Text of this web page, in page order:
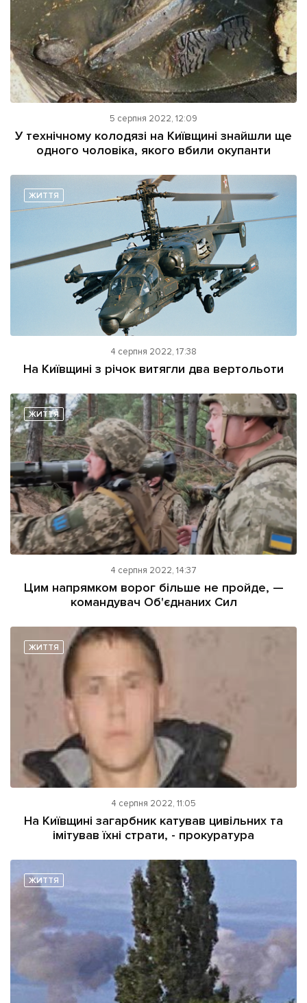
5 серпня 2022, 12:09
У технічному колодязі на Київщині знайшли ще
одного чоловіка, якого вбили окупанти
ЖИТТЯ
4 серпня 2022, 17:38
На Київщині з річок витягли два вертольоти
ЖИТТЯ
4 серпня 2022, 14:37
Цим напрямком ворог більше не пройде, —
командувач Об'єднаних Сил
ЖИТТЯ
4 серпня 2022, 11:05
На Київщині загарбник катував цивільних та
імітував їхні страти, - прокуратура
ЖИТТЯ